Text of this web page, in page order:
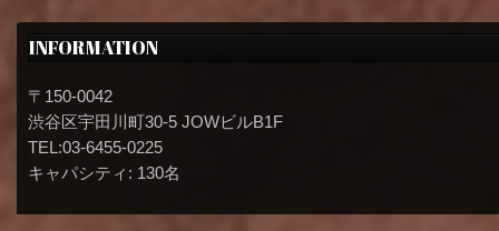
INFORMATION
〒150-0042
渋谷区宇田川町30-5 JOWビルB1F
TEL:03-6455-0225
キャパシティ: 130名